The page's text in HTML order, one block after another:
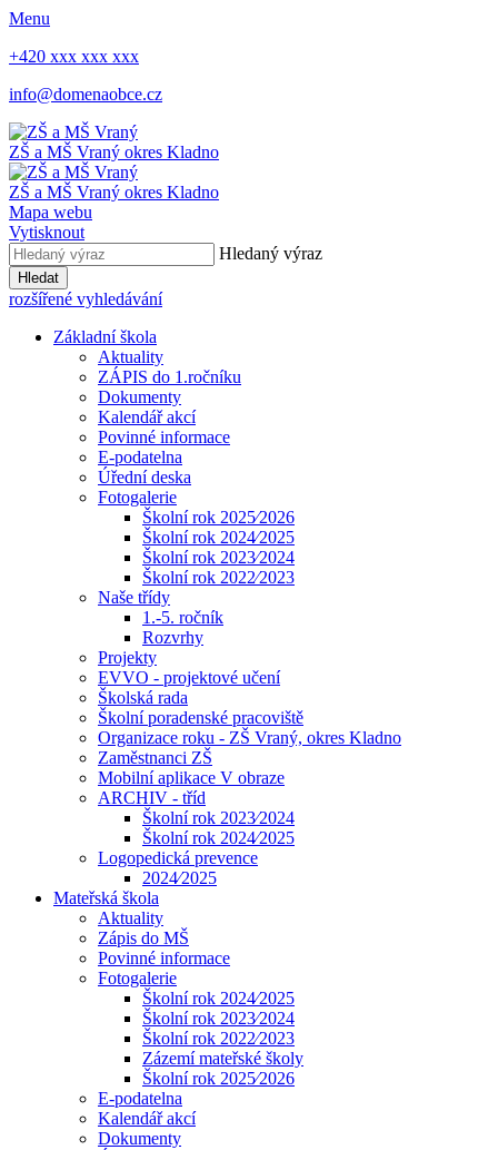
Menu
+420 xxx xxx xxx
info@domenaobce.cz
ZŠ a MŠ Vraný okres Kladno
ZŠ a MŠ Vraný okres Kladno
Mapa webu
Vytisknout
Hledaný výraz
Hledat
rozšířené vyhledávání
Základní škola
Aktuality
ZÁPIS do 1.ročníku
Dokumenty
Kalendář akcí
Povinné informace
E-podatelna
Úřední deska
Fotogalerie
Školní rok 2025⁄2026
Školní rok 2024⁄2025
Školní rok 2023⁄2024
Školní rok 2022⁄2023
Naše třídy
1.-5. ročník
Rozvrhy
Projekty
EVVO - projektové učení
Školská rada
Školní poradenské pracoviště
Organizace roku - ZŠ Vraný, okres Kladno
Zaměstnanci ZŠ
Mobilní aplikace V obraze
ARCHIV - tříd
Školní rok 2023⁄2024
Školní rok 2024⁄2025
Logopedická prevence
2024⁄2025
Mateřská škola
Aktuality
Zápis do MŠ
Povinné informace
Fotogalerie
Školní rok 2024⁄2025
Školní rok 2023⁄2024
Školní rok 2022⁄2023
Zázemí mateřské školy
Školní rok 2025⁄2026
E-podatelna
Kalendář akcí
Dokumenty